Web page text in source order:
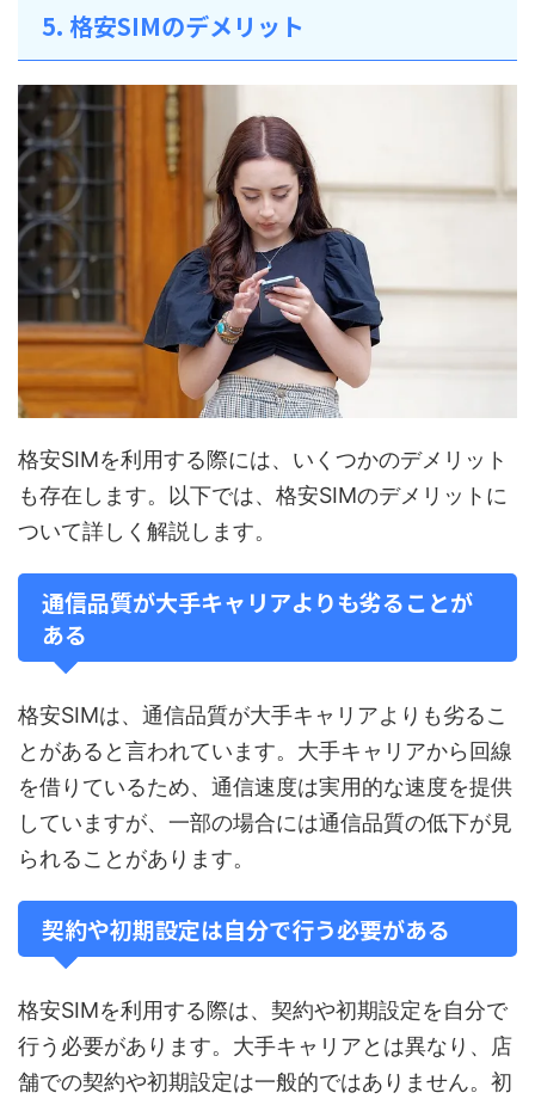
5. 格安SIMのデメリット
格安SIMを利用する際には、いくつかのデメリット
も存在します。以下では、格安SIMのデメリットに
ついて詳しく解説します。
通信品質が大手キャリアよりも劣ることが
ある
格安SIMは、通信品質が大手キャリアよりも劣るこ
とがあると言われています。大手キャリアから回線
を借りているため、通信速度は実用的な速度を提供
していますが、一部の場合には通信品質の低下が見
られることがあります。
契約や初期設定は自分で行う必要がある
格安SIMを利用する際は、契約や初期設定を自分で
行う必要があります。大手キャリアとは異なり、店
舗での契約や初期設定は一般的ではありません。初